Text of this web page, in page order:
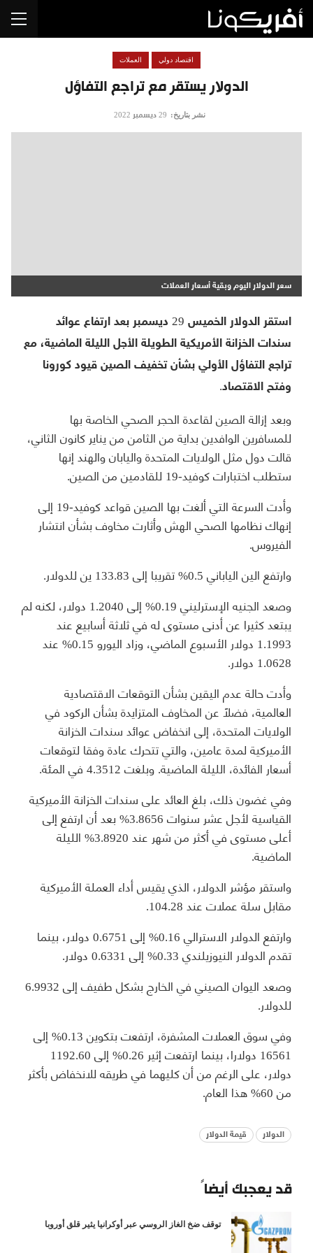
الدولار يستقر مع تراجع التفاؤل
اقتصاد دولي العملات
نشر بتاريخ: 29 ديسمبر 2022
سعر الدولار اليوم وبقية أسعار العملات
استقر الدولار الخميس 29 ديسمبر بعد ارتفاع عوائد
سندات الخزانة الأمريكية الطويلة الأجل الليلة الماضية، مع
تراجع التفاؤل الأولي بشأن تخفيف الصين قيود كورونا
وفتح الاقتصاد.
وبعد إزالة الصين لقاعدة الحجر الصحي الخاصة بها
للمسافرين الوافدين بداية من الثامن من يناير كانون الثاني،
قالت دول مثل الولايات المتحدة واليابان والهند إنها
ستطلب اختبارات كوفيد-19 للقادمين من الصين.
وأدت السرعة التي ألغت بها الصين قواعد كوفيد-19 إلى
إنهاك نظامها الصحي الهش وأثارت مخاوف بشأن انتشار
الفيروس.
وارتفع الين الياباني 0.5% تقريبا إلى 133.83 ين للدولار.
وصعد الجنيه الإسترليني 0.19% إلى 1.2040 دولار، لكنه لم
يبتعد كثيرا عن أدنى مستوى له في ثلاثة أسابيع عند
1.1993 دولار الأسبوع الماضي، وزاد اليورو 0.15% عند
1.0628 دولار.
وأدت حالة عدم اليقين بشأن التوقعات الاقتصادية
العالمية، فضلاً عن المخاوف المتزايدة بشأن الركود في
الولايات المتحدة، إلى انخفاض عوائد سندات الخزانة
الأميركية لمدة عامين، والتي تتحرك عادة وفقا لتوقعات
أسعار الفائدة، الليلة الماضية. وبلغت 4.3512 في المئة.
وفي غضون ذلك، بلغ العائد على سندات الخزانة الأميركية
القياسية لأجل عشر سنوات 3.8656% بعد أن ارتفع إلى
أعلى مستوى في أكثر من شهر عند 3.8920% الليلة
الماضية.
واستقر مؤشر الدولار، الذي يقيس أداء العملة الأميركية
مقابل سلة عملات عند 104.28.
وارتفع الدولار الاسترالي 0.16% إلى 0.6751 دولار، بينما
تقدم الدولار النيوزيلندي 0.33% إلى 0.6331 دولار.
وصعد اليوان الصيني في الخارج بشكل طفيف إلى 6.9932
للدولار.
وفي سوق العملات المشفرة، ارتفعت بتكوين 0.13% إلى
16561 دولارا، بينما ارتفعت إثير 0.26% إلى 1192.60
دولار، على الرغم من أن كليهما في طريقه للانخفاض بأكثر
من 60% هذا العام.
الدولار قيمة الدولار
قد يعجبك أيضاً
توقف ضخ الغاز الروسي عبر أوكرانيا يثير قلق أوروبا